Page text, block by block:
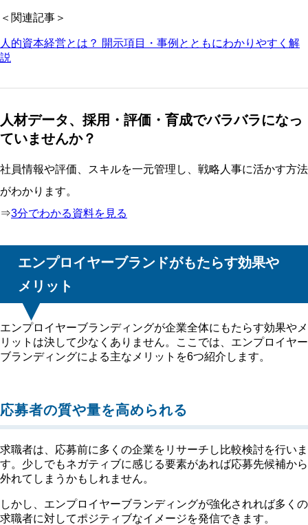
＜関連記事＞
人的資本経営とは？ 開示項目・事例とともにわかりやすく解
説
人材データ、採用・評価・育成でバラバラになっ
ていませんか？
社員情報や評価、スキルを一元管理し、戦略人事に活かす方法
がわかります。
⇒3分でわかる資料を見る
エンプロイヤーブランドがもたらす効果や
メリット
エンプロイヤーブランディングが企業全体にもたらす効果やメ
リットは決して少なくありません。ここでは、エンプロイヤー
ブランディングによる主なメリットを6つ紹介します。
応募者の質や量を高められる
求職者は、応募前に多くの企業をリサーチし比較検討を行いま
す。少しでもネガティブに感じる要素があれば応募先候補から
外れてしまうかもしれません。
しかし、エンプロイヤーブランディングが強化されれば多くの
求職者に対してポジティブなイメージを発信できます。